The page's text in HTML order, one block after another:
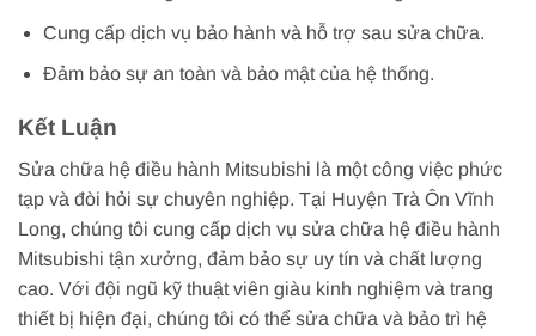
Cung cấp dịch vụ bảo hành và hỗ trợ sau sửa chữa.
Đảm bảo sự an toàn và bảo mật của hệ thống.
Kết Luận
Sửa chữa hệ điều hành Mitsubishi là một công việc phức
tạp và đòi hỏi sự chuyên nghiệp. Tại Huyện Trà Ôn Vĩnh
Long, chúng tôi cung cấp dịch vụ sửa chữa hệ điều hành
Mitsubishi tận xưởng, đảm bảo sự uy tín và chất lượng
cao. Với đội ngũ kỹ thuật viên giàu kinh nghiệm và trang
thiết bị hiện đại, chúng tôi có thể sửa chữa và bảo trì hệ